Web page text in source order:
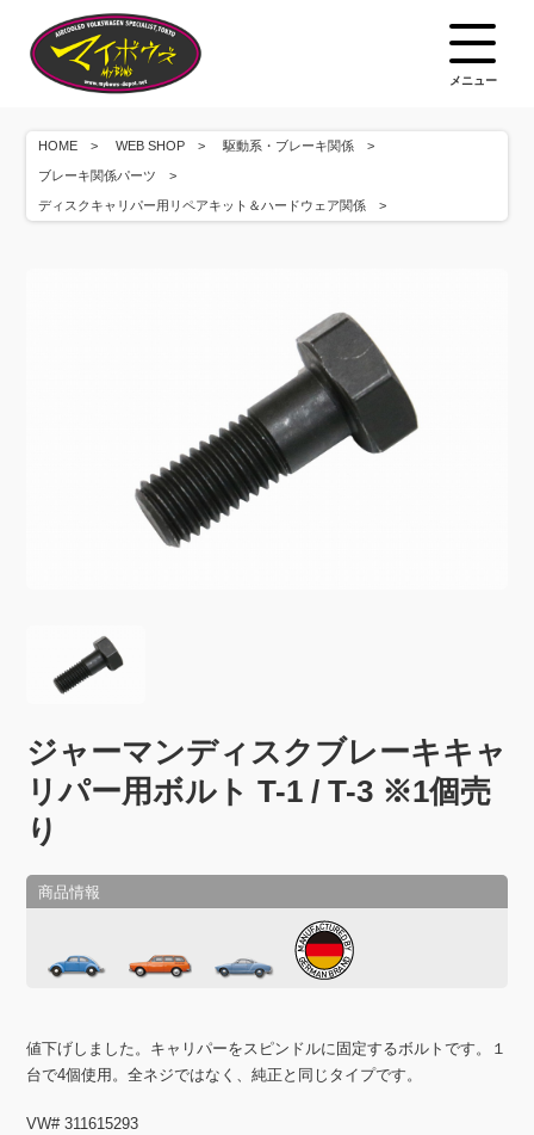
メニュー
HOME WEB SHOP 駆動系・ブレーキ関係
ブレーキ関係パーツ
ディスクキャリパー用リペアキット＆ハードウェア関係
ジャーマンディスクブレーキキャ
リパー用ボルト T-1 / T-3 ※1個売
り
値下げしました。キャリパーをスピンドルに固定するボルトです。１
台で4個使用。全ネジではなく、純正と同じタイプです。
VW# 311615293